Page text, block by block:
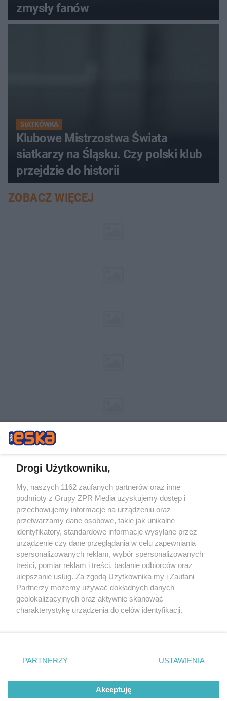
zmysły fanów
SIATKÓWKA
Klubowe Mistrzostwa Świata
siatkarzy na Śląsku. Czy polski klub
przejdzie do historii
ZOBACZ WIĘCEJ
Żaden utwór zamieszczony w serwisie nie może być powielany i
rozpowszechniany lub dalej rozpowszechniany w jakikolwiek sposób (w
tym także elektroniczny lub mechaniczny) na jakimkolwiek polu
eksploatacji w jakiejkolwiek formie, włącznie z umieszczaniem w
Internecie bez pisemnej zgody właściciela praw. Jakiekolwiek użycie lub
wykorzystanie utworów w całości lub w części z naruszeniem prawa,
tzn. bez właściwej zgody, jest zabronione pod groźbą kary i może być
ścigane prawnie.
© 2026 Grupa ZPR Media
Drogi Użytkowniku,
My, naszych 1162 zaufanych partnerów oraz inne
podmioty z Grupy ZPR Media uzyskujemy dostęp i
przechowujemy informacje na urządzeniu oraz
przetwarzamy dane osobowe, takie jak unikalne
identyfikatory, standardowe informacje wysyłane przez
urządzenie czy dane przeglądania w celu zapewniania
spersonalizowanych reklam, wybór spersonalizowanych
treści, pomiar reklam i treści, badanie odbiorców oraz
ulepszanie usług. Za zgodą Użytkownika my i Zaufani
Partnerzy możemy używać dokładnych danych
geolokalizacyjnych oraz aktywnie skanować
charakterystykę urządzenia do celów identyfikacji.
zmienić/wycofać klikając przycisk ustawień prywatności
znajdujący się w lewym dolnym rogu strony
rodzaje przetwarzania danych nie wymagają zgody
użytkownika, ale masz prawo sprzeciwić się takiemu
PARTNERZY USTAWIENIA
Akceptuję